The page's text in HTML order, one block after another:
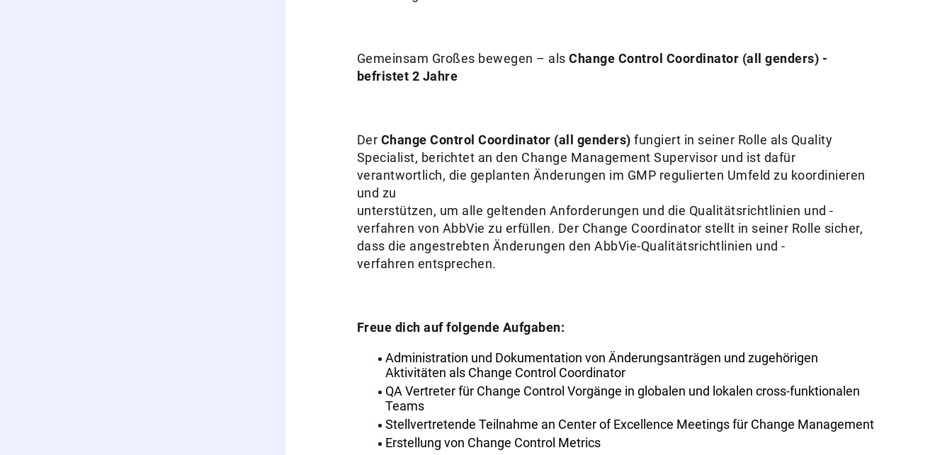
Gemeinsam Großes bewegen – alsChange Control Coordinator (all genders) -
befristet 2 Jahre
Der Change Control Coordinator (all genders) fungiert in seiner Rolle als Quality
Specialist, berichtet an den Change Management Supervisor und ist dafür
verantwortlich, die geplanten Änderungen im GMP regulierten Umfeld zu koordinieren
und zu
unterstützen, um alle geltenden Anforderungen und die Qualitätsrichtlinien und -
verfahren von AbbVie zu erfüllen. Der Change Coordinator stellt in seiner Rolle sicher,
dass die angestrebten Änderungen den AbbVie-Qualitätsrichtlinien und -
verfahren entsprechen.
Freue dich auf folgende Aufgaben:
Administration und Dokumentation von Änderungsanträgen und zugehörigen
Aktivitäten als Change Control Coordinator
QA Vertreter für Change Control Vorgänge in globalen und lokalen cross-funktionalen
Teams
Stellvertretende Teilnahme an Center of Excellence Meetings für Change Management
Erstellung von Change Control Metrics